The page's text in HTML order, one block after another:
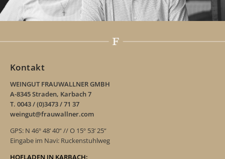
Kontakt
WEINGUT FRAUWALLNER GMBH
A-8345 Straden, Karbach 7
T. 0043 / (0)3473 / 71 37
weingut@frauwallner.com
GPS: N 46º 48‘ 40“ // O 15º 53‘ 25“
Eingabe im Navi: Ruckenstuhlweg
HOFLADEN IN KARBACH: